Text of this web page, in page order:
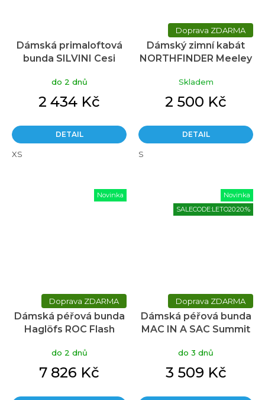
Dámská primaloftová
bunda SILVINI Cesi
do 2 dnů
2 434 Kč
DETAIL
XS
ZDARMA
Dámský zimní kabát
NORTHFINDER Meeley
Skladem
2 500 Kč
DETAIL
S
Novinka
ZDARMA
Dámská péřová bunda
Haglöfs ROC Flash
šedá
do 2 dnů
7 826 Kč
Novinka
SALECODE:LETO20:20:%
ZDARMA
Dámská péřová bunda
MAC IN A SAC Summit
do 3 dnů
3 509 Kč